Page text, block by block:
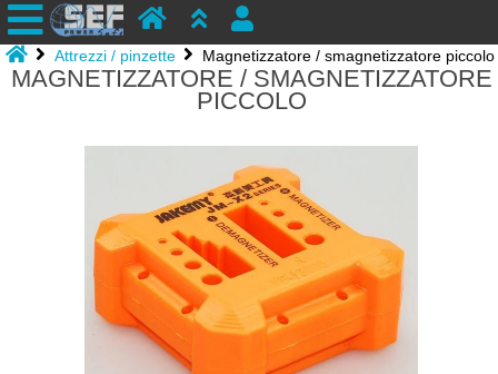
Attrezzi / pinzette Magnetizzatore / smagnetizzatore piccolo
MAGNETIZZATORE / SMAGNETIZZATORE
PICCOLO